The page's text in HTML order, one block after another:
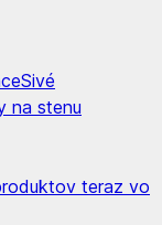
Sivé
na stenu
teraz vo